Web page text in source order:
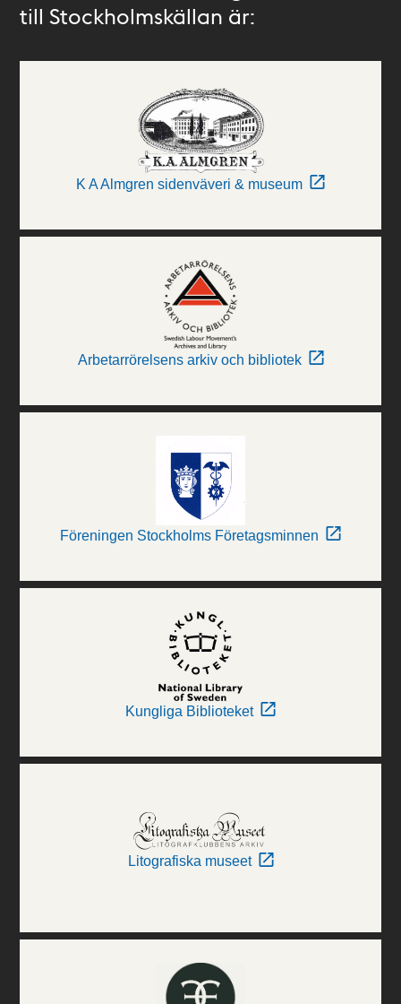
till Stockholmskällan är:
K A Almgren sidenväveri & museum
Arbetarrörelsens arkiv och bibliotek
Föreningen Stockholms Företagsminnen
Kungliga Biblioteket
Litografiska museet